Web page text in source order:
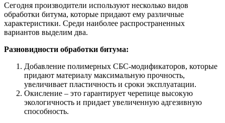
Сегодня производители используют несколько видов
обработки битума, которые придают ему различные
характеристики. Среди наиболее распространенных
вариантов выделим два.
Разновидности обработки битума:
Добавление полимерных СБС-модификаторов, которые
придают материалу максимальную прочность,
увеличивает пластичность и сроки эксплуатации.
Окисление – это гарантирует черепице высокую
экологичность и придает увеличенную адгезивную
способность.